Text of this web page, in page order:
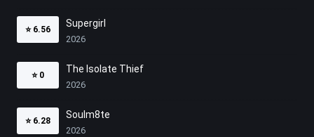
⭐ 6.56
Supergirl
2026
⭐ 0
The Isolate Thief
2026
⭐ 6.28
Soulm8te
2026